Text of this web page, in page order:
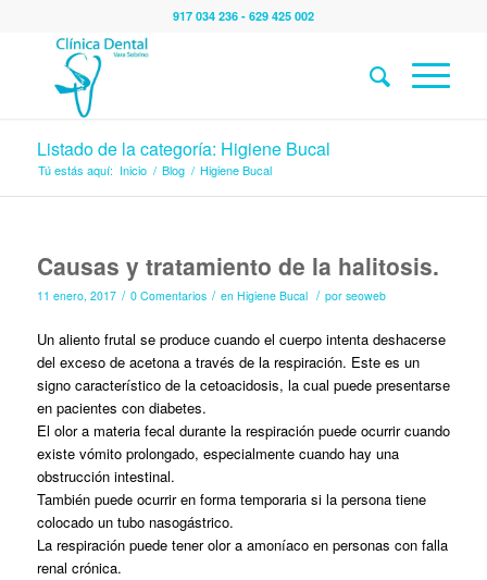
917 034 236 - 629 425 002
Listado de la categoría: Higiene Bucal
Tú estás aquí: Inicio / Blog / Higiene Bucal
Causas y tratamiento de la halitosis.
11 enero, 2017 / 0 Comentarios / en Higiene Bucal / por seoweb
Un aliento frutal se produce cuando el cuerpo intenta deshacerse
del exceso de acetona a través de la respiración. Este es un
signo característico de la cetoacidosis, la cual puede presentarse
en pacientes con diabetes.
El olor a materia fecal durante la respiración puede ocurrir cuando
existe vómito prolongado, especialmente cuando hay una
obstrucción intestinal.
También puede ocurrir en forma temporaria si la persona tiene
colocado un tubo nasogástrico.
La respiración puede tener olor a amoníaco en personas con falla
renal crónica.